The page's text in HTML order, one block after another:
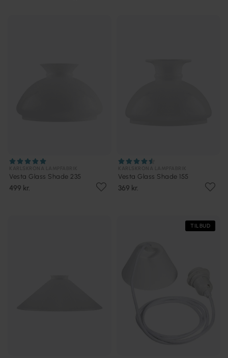
Vesta Glass Shade 235
499 kr.
Vesta Glass Shade 155
369 kr.
TILBUD